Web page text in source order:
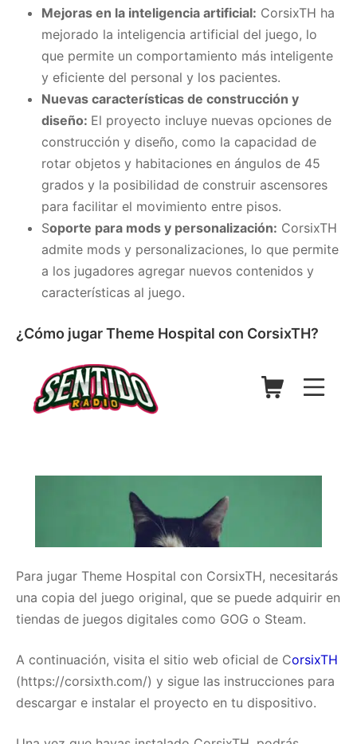
Mejoras en la inteligencia artificial: CorsixTH ha
mejorado la inteligencia artificial del juego, lo
que permite un comportamiento más inteligente
y eficiente del personal y los pacientes.
Nuevas características de construcción y
diseño: El proyecto incluye nuevas opciones de
construcción y diseño, como la capacidad de
rotar objetos y habitaciones en ángulos de 45
grados y la posibilidad de construir ascensores
para facilitar el movimiento entre pisos.
Soporte para mods y personalización: CorsixTH
admite mods y personalizaciones, lo que permite
a los jugadores agregar nuevos contenidos y
características al juego.
¿Cómo jugar Theme Hospital con CorsixTH?
Para jugar Theme Hospital con CorsixTH, necesitarás
una copia del juego original, que se puede adquirir en
tiendas de juegos digitales como GOG o Steam.
A continuación, visita el sitio web oficial de CorsixTH
(https://corsixth.com/) y sigue las instrucciones para
descargar e instalar el proyecto en tu dispositivo.